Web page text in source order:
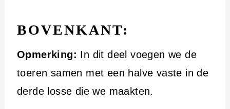
BOVENKANT:
Opmerking: In dit deel voegen we de
toeren samen met een halve vaste in de
derde losse die we maakten.